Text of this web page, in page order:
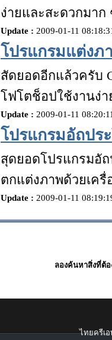
ง่ายและสะดวกมาก
Update : 2009-01-11
โปรแกรมแต่งภ
สัดยอดอีกแล้วครับ
โฟโตช็อปใช้งานง่า
Update : 2009-01-11
โปรแกรมอัถปร
สุดยอดโปรแกรมอั
ตกแต่งภาพด้วยเครื่
Update : 2009-01-11
ลองค้นหาสิ่งที่ต้อ
ไทยครีเอ